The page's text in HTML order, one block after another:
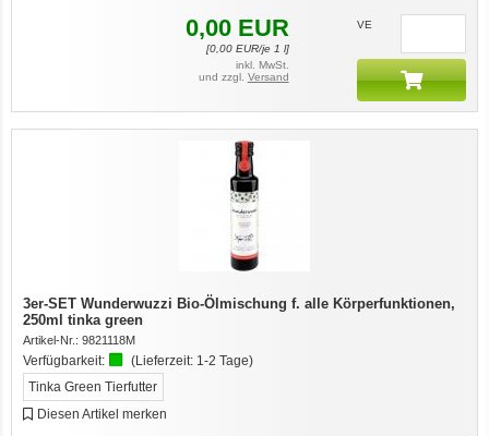
0,00 EUR
[0,00EUR/je 1 l]
inkl. MwSt.
und zzgl. Versand
VE
3er-SET Wunderwuzzi Bio-Ölmischung f. alle Körperfunktionen,
250ml tinka green
Artikel-Nr.: 9821118M
Verfügbarkeit: (Lieferzeit: 1-2 Tage)
Tinka Green Tierfutter
Diesen Artikel merken